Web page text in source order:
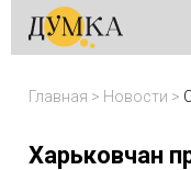
Главная > Новости >
Харьковчан